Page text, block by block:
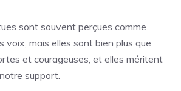
sont souvent perçues comme
voix, mais elles sont bien plus que
et courageuses, et elles méritent
support.